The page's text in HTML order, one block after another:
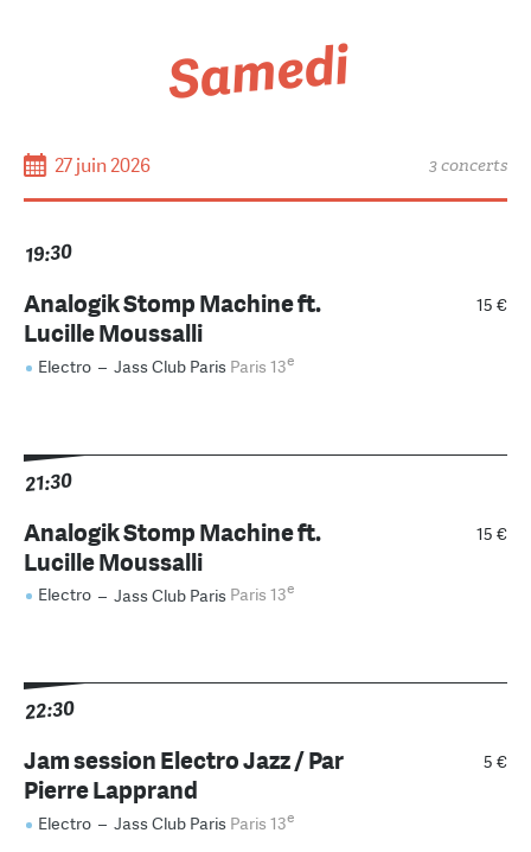
Samedi
27 juin 2026 3 concerts
19:30
15 €
Analogik Stomp Machine ft.
Lucille Moussalli
Electro – Jass Club Paris Paris 13e
21:30
15 €
Analogik Stomp Machine ft.
Lucille Moussalli
Electro – Jass Club Paris Paris 13e
22:30
5 €
Jam session Electro Jazz / Par
Pierre Lapprand
Electro – Jass Club Paris Paris 13e